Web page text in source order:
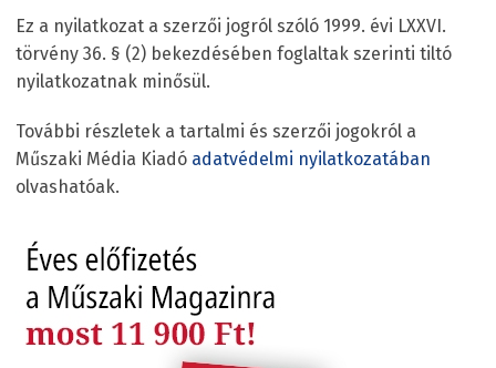
Ez a nyilatkozat a szerzői jogról szóló 1999. évi LXXVI.
törvény 36. § (2) bekezdésében foglaltak szerinti tiltó
nyilatkozatnak minősül.
További részletek a tartalmi és szerzői jogokról a
Műszaki Média Kiadó adatvédelmi nyilatkozatában
olvashatóak.